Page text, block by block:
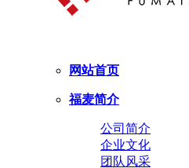
网站首页
福麦简介
公司简介
企业文化
团队风采